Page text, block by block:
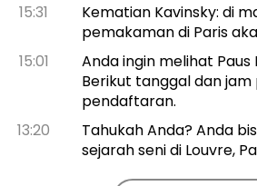
15:31
Kematian Kavinsky: di
pemakaman di Paris
15:01
Anda ingin melihat Paus
Berikut tanggal dan
pendaftaran.
13:20
Tahukah Anda? Anda
sejarah seni di Louvre,